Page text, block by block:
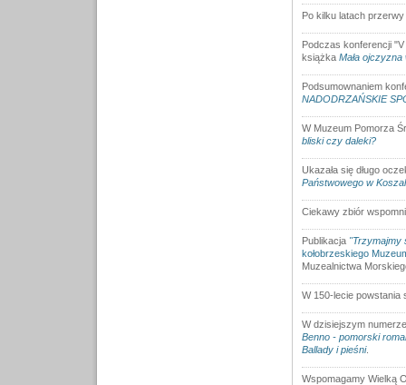
Po kilku latach
Podczas konferencji
książka Mała
Podsumownaniem
NADODRZAŃSKIE
W Muzeum Pomorza
bliski czy daleki?
Ukazała się długo
Państwowego w
Ciekawy zbiór
Publikacja "Trzymajmy
kołobrzeskiego
Muzealnictwa
W 150-lecie
W dzisiejszym
Benno - pomorski
Ballady i pieśni.
Wspomagamy Wielką